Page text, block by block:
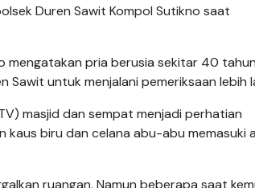
Duren Sawit Kompol Sutikno saat
mengatakan pria berusia sekitar 40 tahun
untuk menjalani pemeriksaan lebih
masjid dan sempat menjadi perhatian
biru dan celana abu-abu memasuki
ruangan. Namun beberapa saat